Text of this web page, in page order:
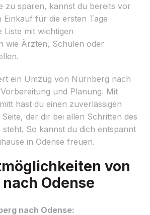
zu sparen, kannst du bereits vor
Einkauf für die ersten Tage
Liste mit wichtigen
wie Ärzten, Schulen oder
ein Umzug von Nürnberg nach
und Planung. Mit
hast du einen zuverlässigen
der dir bei allen Schritten des
So kannst du dich entspannt
in Odense freuen.
von
Odense
nach Odense: